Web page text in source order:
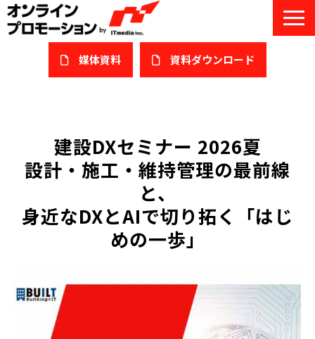
媒体資料 ​資料ダウンロード
私たちについて
サービスガイド/お役立ち資料
課題/ターゲット別で探す
オンライン展示会/協賛ウェビナー
セミナー情報/ブログ
販売パートナー募集
建設DXセミナー 2026夏
設計・施工・維持管理の最前線
と、
身近なDXとAIで切り拓く「はじ
めの一歩」